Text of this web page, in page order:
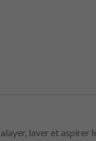
laver et